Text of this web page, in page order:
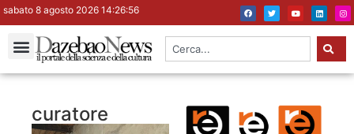
sabato 8 agosto 2026 14:26:56
curatore